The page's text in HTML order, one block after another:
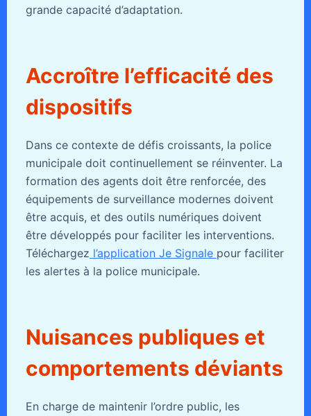
grande capacité d’adaptation.
Accroître l’efficacité des
dispositifs
Dans ce contexte de défis croissants, la police
municipale doit continuellement se réinventer. La
formation des agents doit être renforcée, des
équipements de surveillance modernes doivent
être acquis, et des outils numériques doivent
être développés pour faciliter les interventions.
Téléchargez l’application Je Signale pour faciliter
les alertes à la police municipale.
Nuisances publiques et
comportements déviants
En charge de maintenir l’ordre public, les